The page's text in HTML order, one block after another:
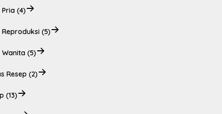
(4)
(5)
(5)
Resep (2)
(13)